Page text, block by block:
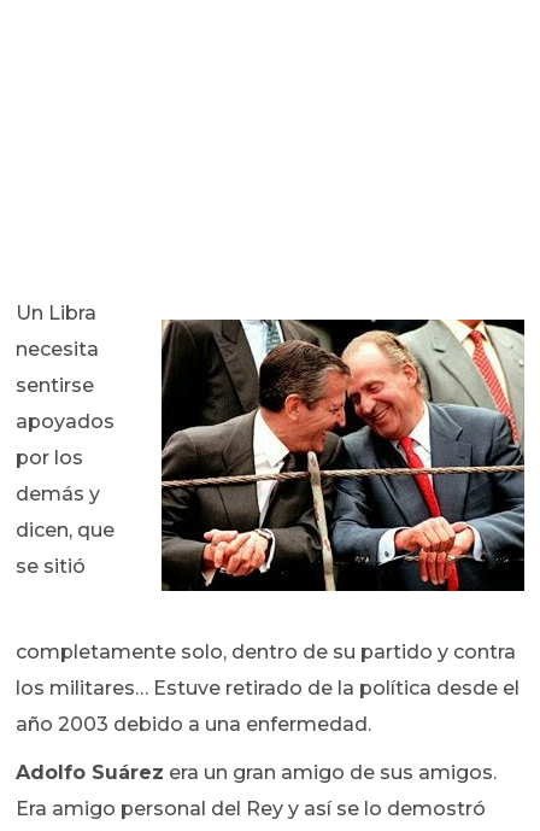
Un Libra
necesita
sentirse
apoyados
por los
demás y
dicen, que
se sitió
completamente solo, dentro de su partido y contra
los militares… Estuve retirado de la política desde el
año 2003 debido a una enfermedad.
Adolfo Suárez era un gran amigo de sus amigos.
Era amigo personal del Rey y así se lo demostró